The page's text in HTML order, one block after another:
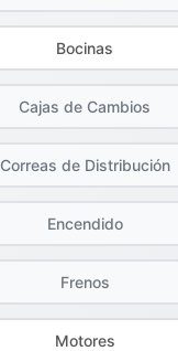
Bocinas
Cajas de Cambios
Correas de Distribución
Encendido
Frenos
Motores